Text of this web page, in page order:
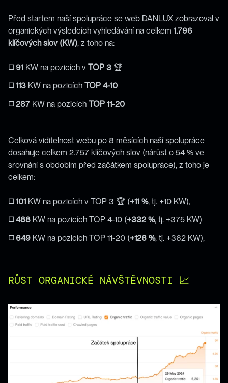
Před startem naší spolupráce se web DANLUX zobrazoval v
organických výsledcích vyhledávání na celkem 1.796
klíčových slov (KW), z toho na:
◻️ 91 KW na pozicích v TOP 3 🏆
◻️ 113 KW na pozicích TOP 4-10
◻️ 287 KW na pozicích TOP 11-20
Celková viditelnost webu po 8 měsících naší spolupráce
dosahuje celkem 2.757 klíčových slov (nárůst o 54 % ve
srovnání s obdobím před začátkem spolupráce), z toho je
celkem:
◻️ 101 KW na pozicích v TOP 3 🏆 (+11 %, tj. +10 KW),
◻️ 488 KW na pozicích TOP 4-10 (+332 %, tj. +375 KW)
◻️ 649 KW na pozicích TOP 11-20 (+126 %, tj. +362 KW),
RŮST ORGANICKÉ NÁVŠTĚVNOSTI 📈